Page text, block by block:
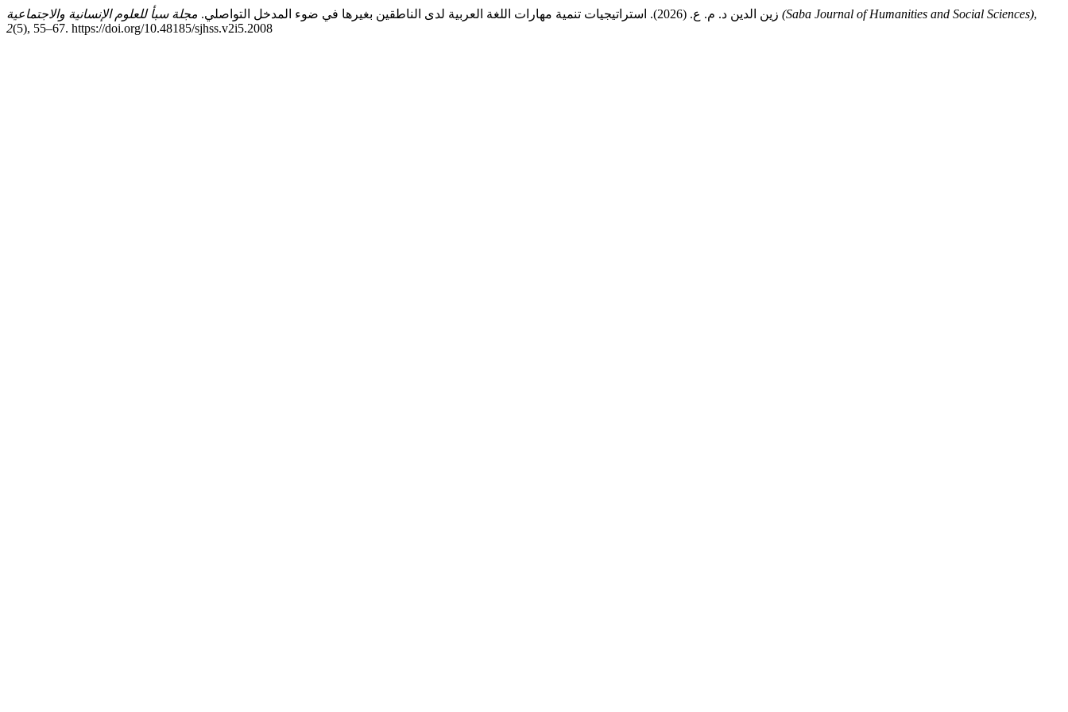
زين الدين د. م. ع. (2026). استراتيجيات تنمية مهارات اللغة العربية لدى الناطقين بغيرها في ضوء المدخل التواصلي. مجلة سبأ للعلوم الإنسانية والاجتماعية (Saba Journal of Humanities and Social Sciences),
2(5), 55–67. https://doi.org/10.48185/sjhss.v2i5.2008